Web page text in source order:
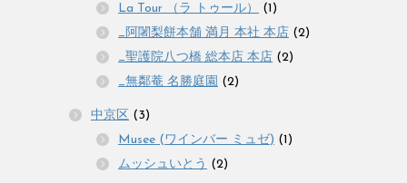
La Tour （ラ トゥール）
(1)
_阿闍梨餅本舗 満月 本社 本店 (2)
_聖護院八つ橋 総本店 本店 (2)
_無鄰菴 名勝庭園 (2)
中京区 (3)
Musee (ワインバー ミュゼ) (1)
ムッシュいとう (2)